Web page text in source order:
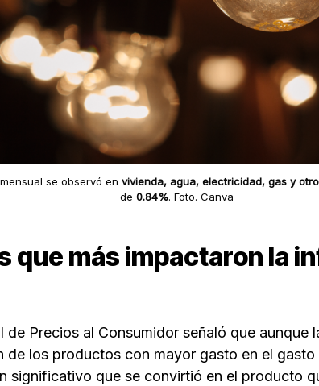
se observó en vivienda, agua, electricidad, gas y
de 0.84%. Foto. Canva
que más impactaron la
de Precios al Consumidor señaló que aunque
de los productos con mayor gasto en el gasto
significativo que se convirtió en el producto